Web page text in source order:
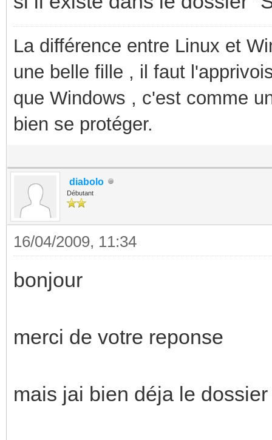
La différence entre Linux et
une belle fille , il faut
que Windows , c'est comme
bien se protéger.
diabolo
Débutant
16/04/2009, 11:34
bonjour
merci de votre reponse
mais jai bien déja le dossier